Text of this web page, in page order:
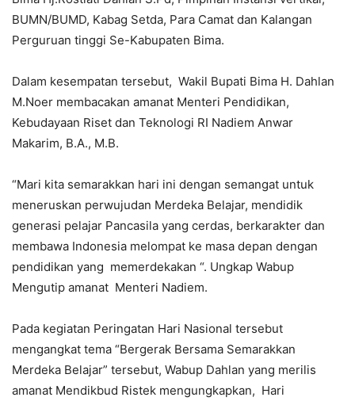
BUMN/BUMD, Kabag Setda, Para Camat dan Kalangan
Perguruan tinggi Se-Kabupaten Bima.
Dalam kesempatan tersebut, Wakil Bupati Bima H. Dahlan
M.Noer membacakan amanat Menteri Pendidikan,
Kebudayaan Riset dan Teknologi RI Nadiem Anwar
Makarim, B.A., M.B.
“Mari kita semarakkan hari ini dengan semangat untuk
meneruskan perwujudan Merdeka Belajar, mendidik
generasi pelajar Pancasila yang cerdas, berkarakter dan
membawa Indonesia melompat ke masa depan dengan
pendidikan yang memerdekakan “. Ungkap Wabup
Mengutip amanat Menteri Nadiem.
Pada kegiatan Peringatan Hari Nasional tersebut
mengangkat tema “Bergerak Bersama Semarakkan
Merdeka Belajar” tersebut, Wabup Dahlan yang merilis
amanat Mendikbud Ristek mengungkapkan, Hari